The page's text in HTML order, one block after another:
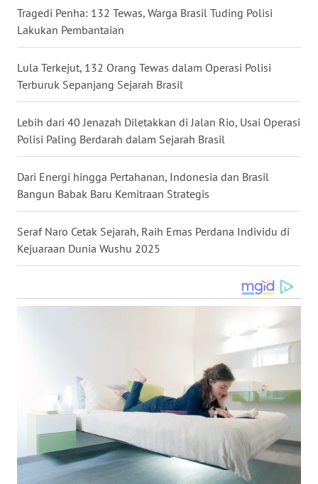
Tragedi Penha: 132 Tewas, Warga Brasil Tuding Polisi
Lakukan Pembantaian
Lula Terkejut, 132 Orang Tewas dalam Operasi Polisi
Terburuk Sepanjang Sejarah Brasil
Lebih dari 40 Jenazah Diletakkan di Jalan Rio, Usai Operasi
Polisi Paling Berdarah dalam Sejarah Brasil
Dari Energi hingga Pertahanan, Indonesia dan Brasil
Bangun Babak Baru Kemitraan Strategis
Seraf Naro Cetak Sejarah, Raih Emas Perdana Individu di
Kejuaraan Dunia Wushu 2025
WN
NUSANTARA
WN
JOGJA
WN
JATIM
WN
BALI
WN
KALBAR
KALTENG
KALSEL
WN
KALTIM